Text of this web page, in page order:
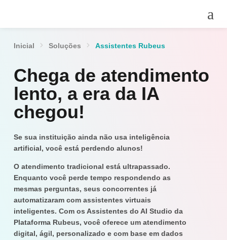
Inicial Soluções Assistentes Rubeus
Chega de atendimento
lento, a era da IA
chegou!
Se sua instituição ainda não usa inteligência
artificial, você está perdendo alunos!
O atendimento tradicional está ultrapassado.
Enquanto você perde tempo respondendo as
mesmas perguntas, seus concorrentes já
automatizaram com assistentes virtuais
inteligentes. Com os Assistentes do AI Studio da
Plataforma Rubeus, você oferece um atendimento
digital, ágil, personalizado e com base em dados